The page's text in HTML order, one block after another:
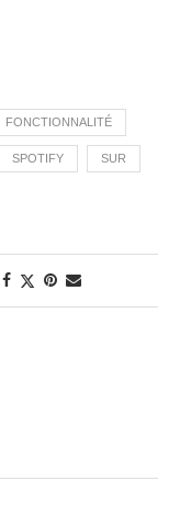
FONCTIONNALITÉ
SPOTIFY SUR